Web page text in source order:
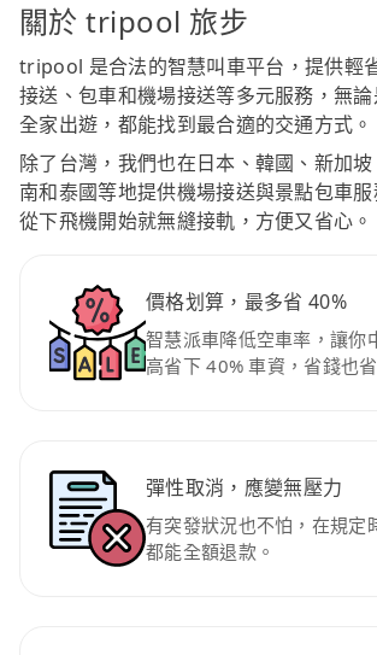
關於 tripool 旅步
tripool 是合法的智慧叫車平台，提供輕
接送、包車和機場接送等多元服務，無
全家出遊，都能找到最合適的交通方式。
除了台灣，我們也在日本、韓國、新加
南和泰國等地提供機場接送與景點包車
從下飛機開始就無縫接軌，方便又省心。
價格划算，最多省 40%
智慧派車降低空車率，讓你
高省下 40% 車資，省錢也
彈性取消，應變無壓力
有突發狀況也不怕，在規定
都能全額退款。